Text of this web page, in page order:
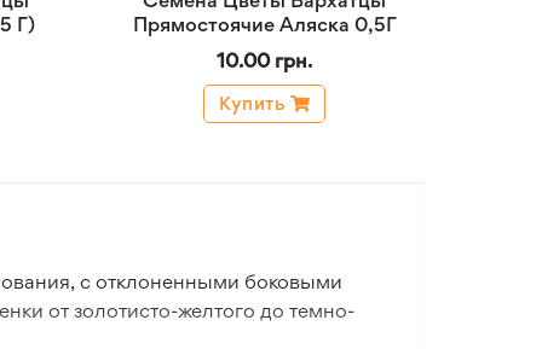
Г)
Прямостоячие Аляска 0,5Г
10.00 грн.
Купить
с отклоненными боковыми
от золотисто-желтого до темно-